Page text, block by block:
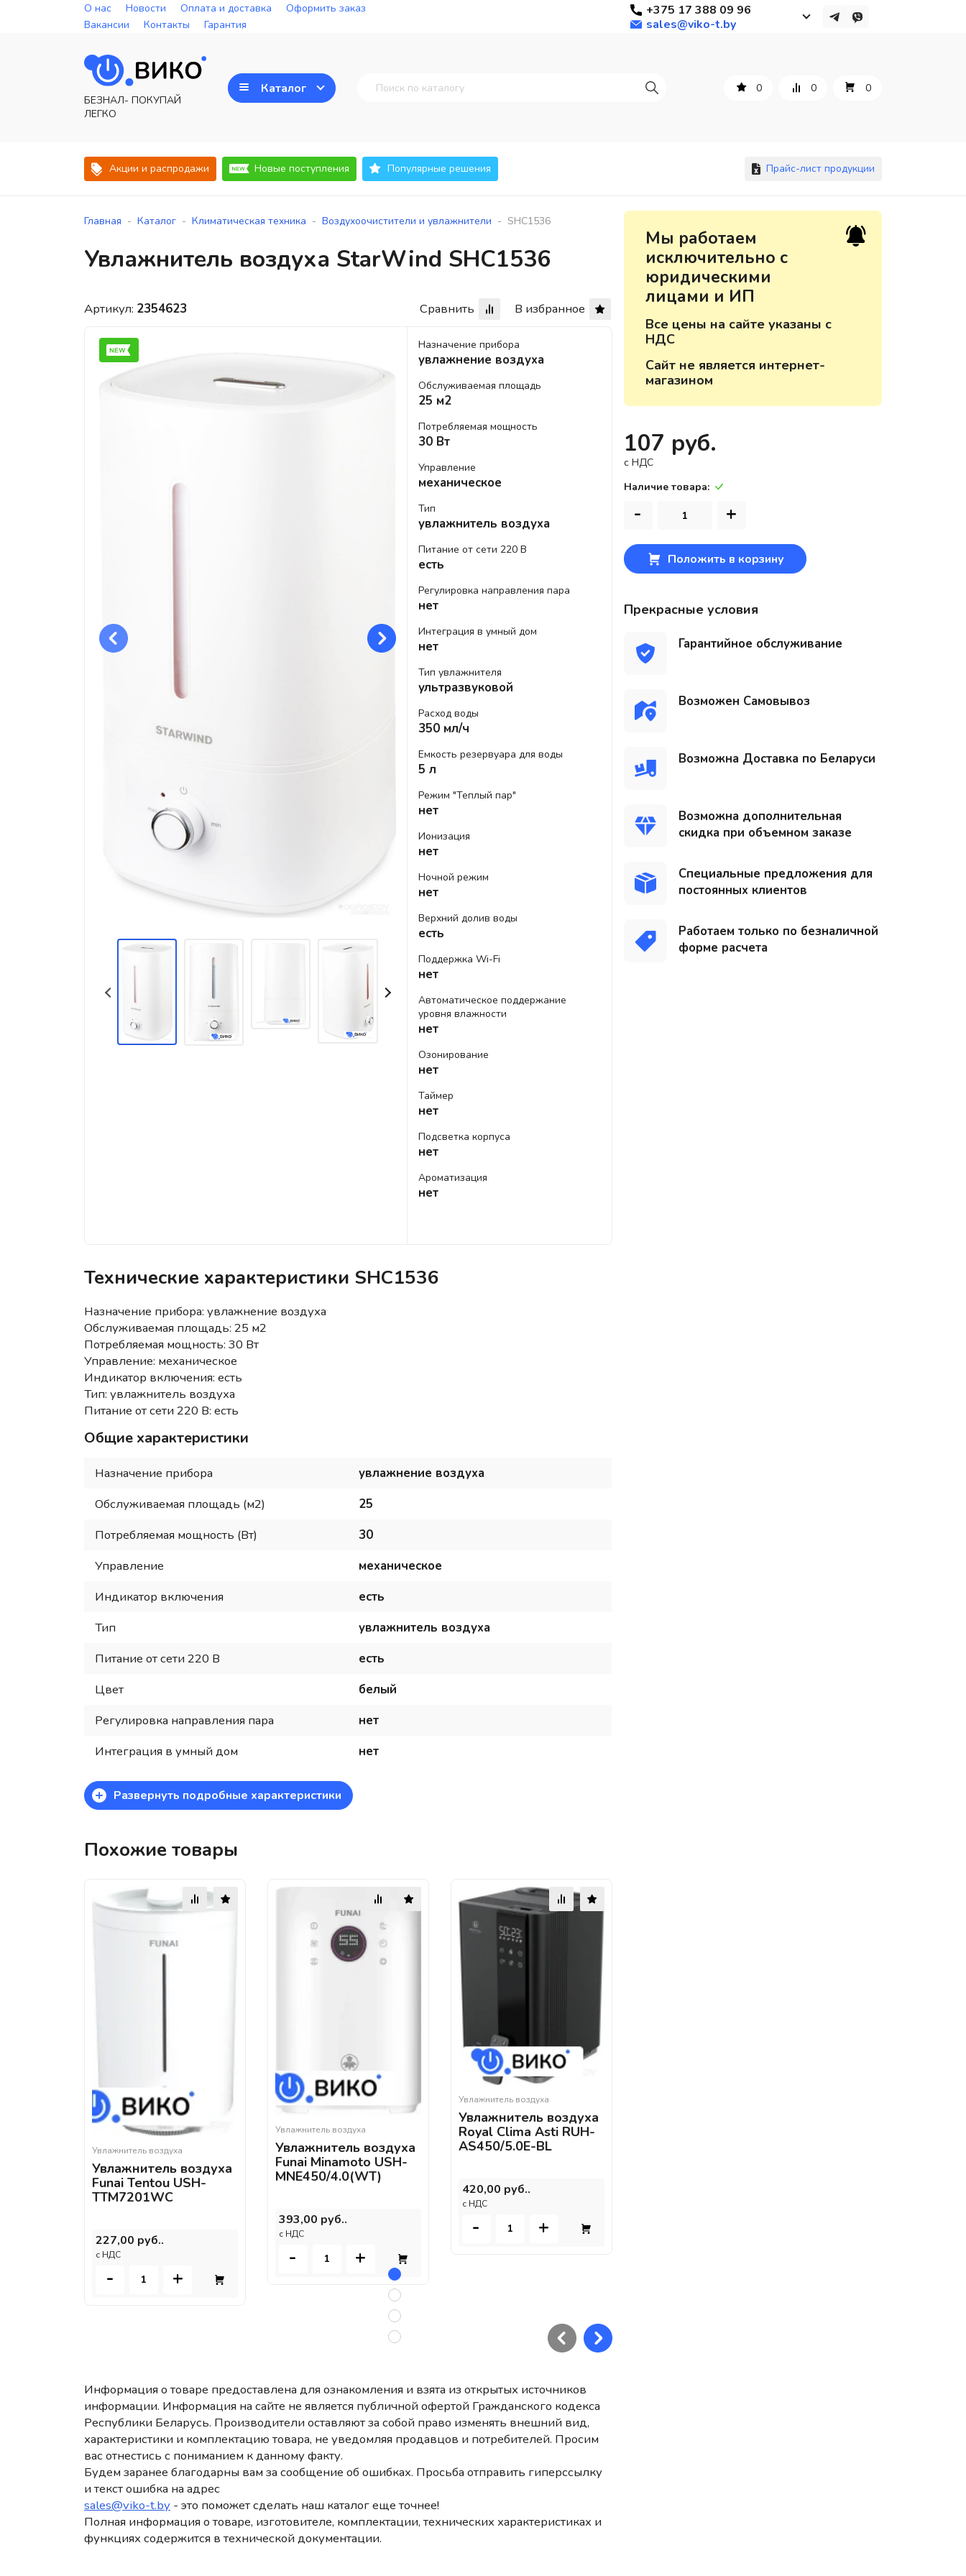
О нас Новости Оплата и доставка
Оформить заказ
Вакансии
Контакты Гарантия
+375 17 388 09 96
sales@viko-t.by
+375 17 388 09 96
По всем вопросам
sales@viko-t.by
Оплата и доставка
Контакты
17, пом. 38, оф. №1
БЕЗНАЛ- ПОКУПАЙ
ЛЕГКО
Каталог 0 0 0
Акции и распродажи Новые поступления Популярные решения Прайс-лист продукции
Главная - Каталог - Климатическая техника - Воздухоочистители и увлажнители - SHC1536
Увлажнитель воздуха StarWind SHC1536
Артикул: 2354623 Сравнить В избранное
Назначение прибора
увлажнение воздуха
Обслуживаемая площадь
25 м2
Потребляемая мощность
30 Вт
Управление
механическое
Тип
увлажнитель воздуха
Питание от сети 220 В
есть
Регулировка направления пара
нет
Интеграция в умный дом
нет
Тип увлажнителя
ультразвуковой
Расход воды
350 мл/ч
Емкость резервуара для воды
5 л
Режим "Теплый пар"
нет
Ионизация
нет
Ночной режим
нет
Верхний долив воды
есть
Поддержка Wi-Fi
нет
Автоматическое поддержание
уровня влажности
нет
Озонирование
нет
Таймер
нет
Подсветка корпуса
нет
Ароматизация
нет
Технические характеристики SHC1536
Назначение прибора: увлажнение воздуха
Обслуживаемая площадь: 25 м2
Потребляемая мощность: 30 Вт
Управление: механическое
Индикатор включения: есть
Тип: увлажнитель воздуха
Питание от сети 220 В: есть
Общие характеристики
Назначение прибора
увлажнение воздуха
Обслуживаемая площадь (м2)
25
Потребляемая мощность (Вт)
30
Управление
механическое
Индикатор включения
есть
Тип
увлажнитель воздуха
Питание от сети 220 В
есть
Цвет
белый
Регулировка направления пара
нет
Интеграция в умный дом
нет
+ Развернуть подробные характеристики
Похожие товары
Увлажнитель воздуха
Увлажнитель воздуха
Funai Tentou USH-
TTM7201WC
227,00 руб..
c НДС
- +
Увлажнитель воздуха
Увлажнитель воздуха
Funai Minamoto USH-
MNE450/4.0(WT)
393,00 руб..
c НДС
- +
Увлажнитель воздуха
Увлажнитель воздуха
Royal Clima Asti RUH-
AS450/5.0E-BL
420,00 руб..
c НДС
- +
Информация о товаре предоставлена для ознакомления и взята из открытых источников
информации. Информация на сайте не является публичной офертой Гражданского кодекса
Республики Беларусь. Производители оставляют за собой право изменять внешний вид,
характеристики и комплектацию товара, не уведомляя продавцов и потребителей. Просим
вас отнестись с пониманием к данному факту.
Будем заранее благодарны вам за сообщение об ошибках. Просьба отправить гиперссылку
и текст ошибка на адрес
sales@viko-t.by - это поможет сделать наш каталог еще точнее!
Полная информация о товаре, изготовителе, комплектации, технических характеристиках и
функциях содержится в технической документации.
Мы работаем
исключительно с
юридическими
лицами и ИП
Все цены на сайте указаны с
НДС
Сайт не является интернет-
магазином
107 руб.
c НДС
Наличие товара:
- +
Положить в корзину
Прекрасные условия
Гарантийное обслуживание
Возможен Самовывоз
Возможна Доставка по Беларуси
Возможна дополнительная
скидка при объемном заказе
Специальные предложения для
постоянных клиентов
Работаем только по безналичной
форме расчета